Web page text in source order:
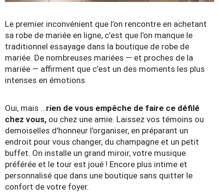
Le premier inconvénient que l’on rencontre en achetant
sa robe de mariée en ligne, c’est que l’on manque le
traditionnel essayage dans la boutique de robe de
mariée. De nombreuses mariées — et proches de la
mariée — affirment que c’est un des moments les plus
intenses en émotions.
Oui, mais …rien de vous empêche de faire ce défilé
chez vous, ou chez une amie. Laissez vos témoins ou
demoiselles d’honneur l’organiser, en préparant un
endroit pour vous changer, du champagne et un petit
buffet. On installe un grand miroir, votre musique
préférée et le tour est joué ! Encore plus intime et
personnalisé que dans une boutique sans quitter le
confort de votre foyer.